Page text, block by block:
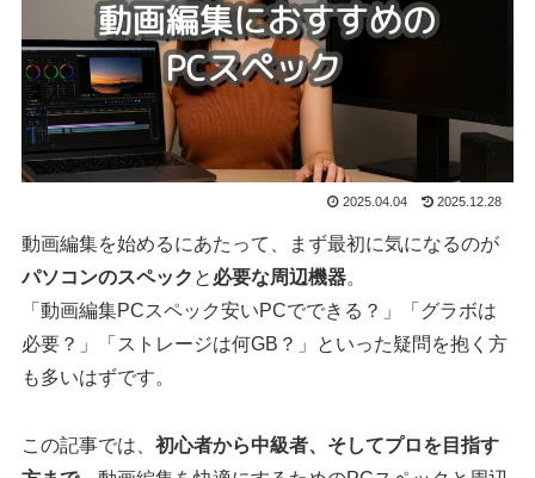
2025.04.04 2025.12.28
動画編集を始めるにあたって、まず最初に気になるのが
パソコンのスペック と 必要な周辺機器。
「動画編集PCスペック安いPCでできる？」「グラボは
必要？」「ストレージは何GB？」といった疑問を抱く方
も多いはずです。
この記事では、初心者から中級者、そしてプロを目指す